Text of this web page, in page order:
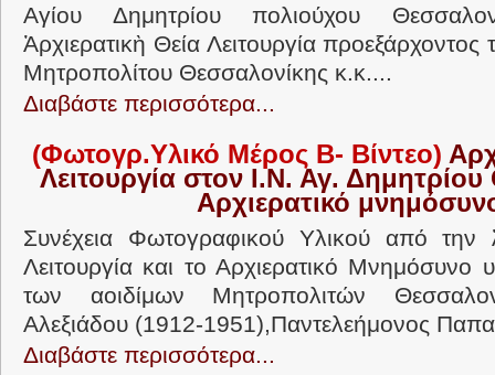
Αγίου Δημητρίου πολιούχου
Ἀρχιερατικὴ Θεία Λειτουργία
Μητροπολίτου Θεσσαλονίκης κ.κ....
Διαβάστε περισσότερα...
(Φωτογρ.Υλικό Μέρος Β- Βίντεο)
Λειτουργία στον Ι.Ν. Αγ. Δημητρίου
Αρχιερατικό
Συνέχεια Φωτογραφικού Υλικού από την
Λειτουργία και το Αρχιερατικό
των αοιδίμων Μητροπολιτών
Αλεξιάδου (1912-1951),Παντελεήμονος
Διαβάστε περισσότερα...